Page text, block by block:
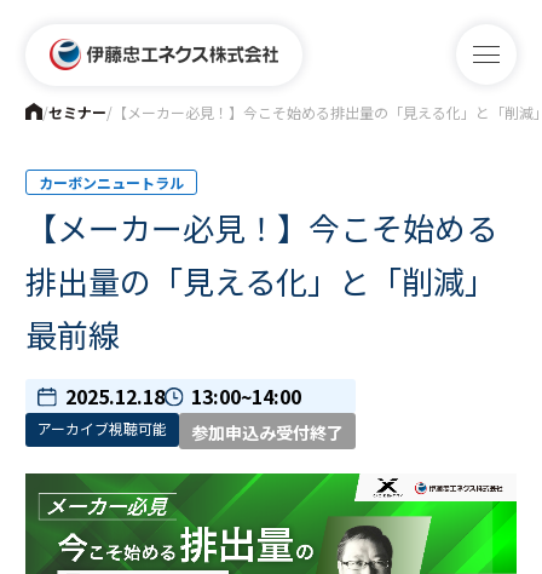
/セミナー/ 【メーカー必見！】今こそ始める排出量の「見える化」と「削減
カーボンニュートラル
【メーカー必見！】今こそ始める
排出量の「見える化」と「削減」
最前線
2025.12.18 13:00~14:00
アーカイブ視聴可能 参加申込み受付終了